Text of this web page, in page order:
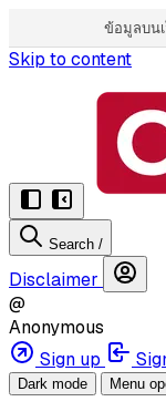
ข้อมูลบน
Skip to content
Search /
Disclaimer
@
Anonymous
Sign up
Dark mode Menu